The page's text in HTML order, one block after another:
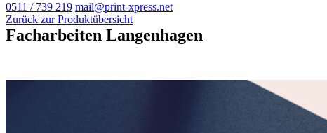
0511 / 739 219 mail@print-xpress.net
Zurück zur Produktübersicht
Facharbeiten Langenhagen